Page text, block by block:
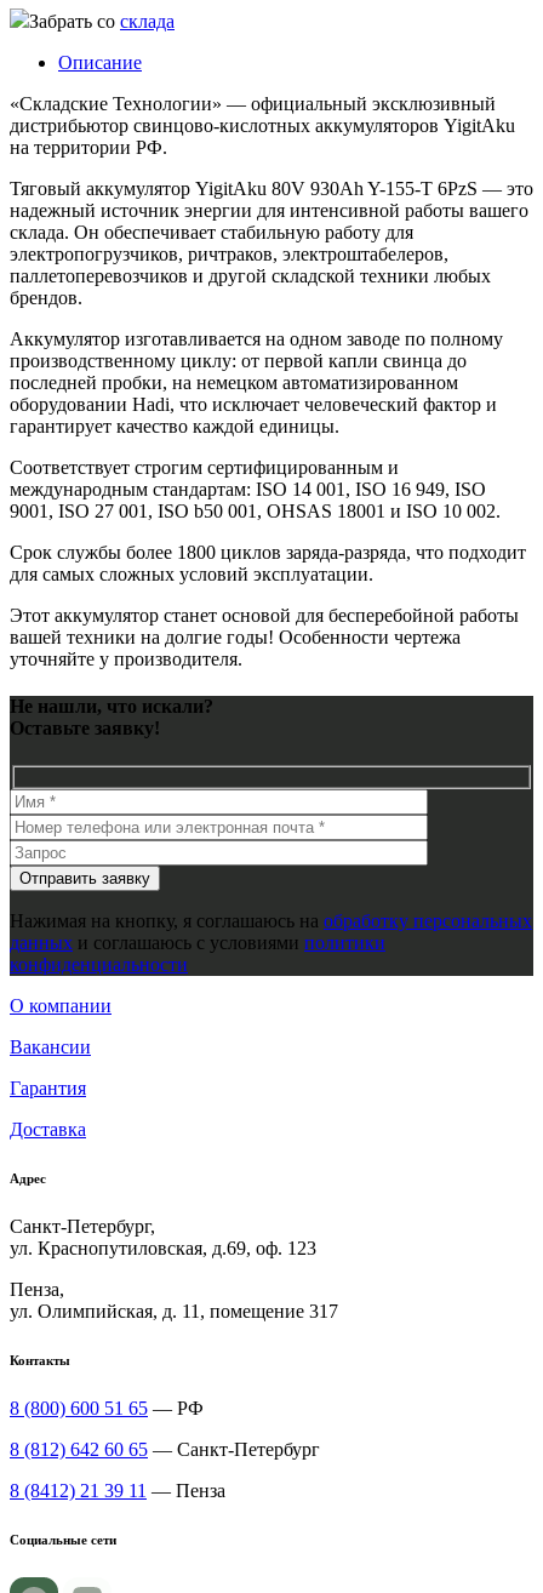
Забрать со склада
Описание
«Складские Технологии» — официальный эксклюзивный
дистрибьютор свинцово-кислотных аккумуляторов YigitAku
на территории РФ.
Тяговый аккумулятор YigitAku 80V 930Ah Y-155-T 6PzS — это
надежный источник энергии для интенсивной работы вашего
склада. Он обеспечивает стабильную работу для
электропогрузчиков, ричтраков, электроштабелеров,
паллетоперевозчиков и другой складской техники любых
брендов.
Аккумулятор изготавливается на одном заводе по полному
производственному циклу: от первой капли свинца до
последней пробки, на немецком автоматизированном
оборудовании Hadi, что исключает человеческий фактор и
гарантирует качество каждой единицы.
Соответствует строгим сертифицированным и
международным стандартам: ISO 14 001, ISO 16 949, ISO
9001, ISO 27 001, ISO b50 001, OHSAS 18001 и ISO 10 002.
Срок службы более 1800 циклов заряда-разряда, что подходит
для самых сложных условий эксплуатации.
Этот аккумулятор станет основой для бесперебойной работы
вашей техники на долгие годы! Особенности чертежа
уточняйте у производителя.
Не нашли, что искали?
Оставьте заявку!
Нажимая на кнопку, я соглашаюсь на обработку персональных
данных и соглашаюсь с условиями политики
конфиденциальности
О компании
Вакансии
Гарантия
Доставка
Адрес
Санкт-Петербург,
ул. Краснопутиловская, д.69, оф. 123
Пенза,
ул. Олимпийская, д. 11, помещение 317
Контакты
8 (800) 600 51 65 — РФ
8 (812) 642 60 65 — Санкт-Петербург
8 (8412) 21 39 11 — Пенза
Социальные сети